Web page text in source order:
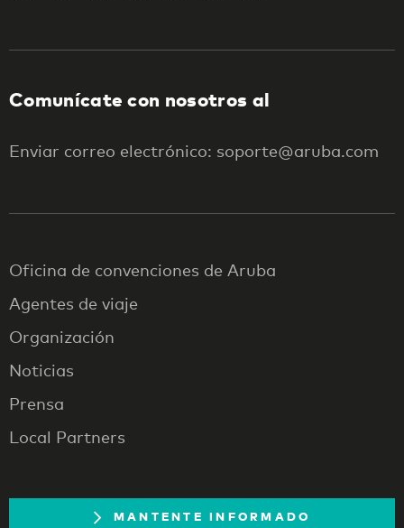
Comunícate con nosotros al
Enviar correo electrónico: soporte@aruba.com
Oficina de convenciones de Aruba
Agentes de viaje
Organización
Noticias
Prensa
Local Partners
MANTENTE INFORMADO